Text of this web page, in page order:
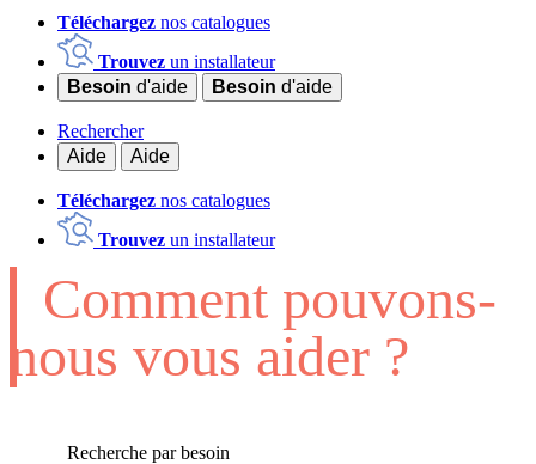
Téléchargez nos catalogues
Trouvez un installateur
Besoin d'aide Besoin d'aide
Rechercher
Aide
Aide
Téléchargez nos catalogues
Trouvez un installateur
Comment pouvons-
nous vous aider ?
Recherche par besoin